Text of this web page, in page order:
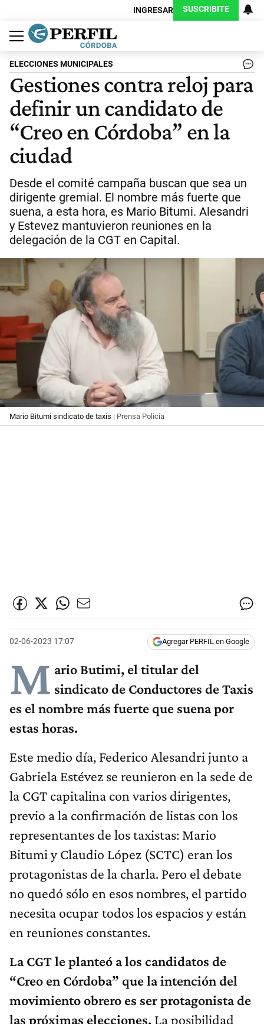
INGRESAR SUSCRIBITE
Política
Economía
Judiciales
Sociedad
Cultura
Espectáculos
Deportes
Protagonistas
ELECCIONES MUNICIPALES
Gestiones contra reloj para
definir un candidato de
“Creo en Córdoba” en la
ciudad
Desde el comité campaña buscan que sea un
dirigente gremial. El nombre más fuerte que
suena, a esta hora, es Mario Bitumi. Alesandri
y Estevez mantuvieron reuniones en la
delegación de la CGT en Capital.
Mario Bitumi sindicato de taxis | Prensa Policía
02-06-2023 17:07 Agregar PERFIL en Google
M ario Butimi, el titular del
sindicato de Conductores de Taxis
es el nombre más fuerte que suena por
estas horas.
Este medio día, Federico Alesandri junto a
Gabriela Estévez se reunieron en la sede de
la CGT capitalina con varios dirigentes,
previo a la confirmación de listas con los
representantes de los taxistas: Mario
Bitumi y Claudio López (SCTC) eran los
protagonistas de la charla. Pero el debate
no quedó sólo en esos nombres, el partido
necesita ocupar todos los espacios y están
en reuniones constantes.
La CGT le planteó a los candidatos de
“Creo en Córdoba” que la intención del
movimiento obrero es ser protagonista de
las próximas elecciones. La posibilidad